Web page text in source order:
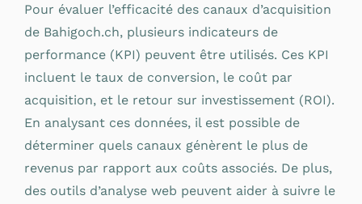
Pour évaluer l’efficacité des canaux d’acquisition
de Bahigoch.ch, plusieurs indicateurs de
performance (KPI) peuvent être utilisés. Ces KPI
incluent le taux de conversion, le coût par
acquisition, et le retour sur investissement (ROI).
En analysant ces données, il est possible de
déterminer quels canaux génèrent le plus de
revenus par rapport aux coûts associés. De plus,
des outils d’analyse web peuvent aider à suivre le